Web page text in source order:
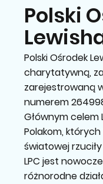
Polski
Polski Ośrodek
charytatywną,
zarejestrowaną
numerem
Głównym celem
Polakom,
światowej
LPC jest
różnorodne